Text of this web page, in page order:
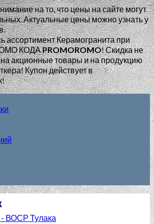
на то, что цены на сайте могут
Актуальные цены можно узнать у
ассортимент Керамогранита при
КОДАPROMOROMO!Скидка не
акционные товары и на продукцию
Купон действует в
- ВОСР Тулака